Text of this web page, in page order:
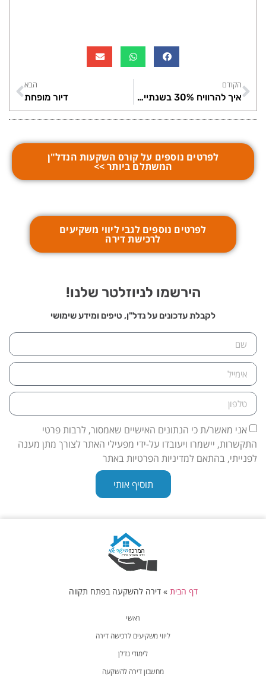
הקודם
איך להרוויח 30% בשנתיים בעסקת נדל"ן
הבא
דיור מופחת
לפרטים נוספים על קורס השקעות הנדל"ן
המשתלם ביותר >>
לפרטים נוספים לגבי ליווי משקיעים
לרכישת דירה
הירשמו לניוזלטר שלנו!
לקבלת עדכונים על נדל"ן, טיפים ומידע שימושי
אני מאשר/ת כי הנתונים האישיים שאמסור, לרבות פרטי
התקשרות, יישמרו ויעובדו על-ידי מפעילי האתר לצורך מתן מענה
לפנייתי, בהתאם למדיניות הפרטיות באתר
תוסיף אותי
ראשי
ליווי משקיעים לרכישה דירה
לימודי נדלן
מחשבון דירה להשקעה
דף הבית »דירה להשקעה בפתח תקווה